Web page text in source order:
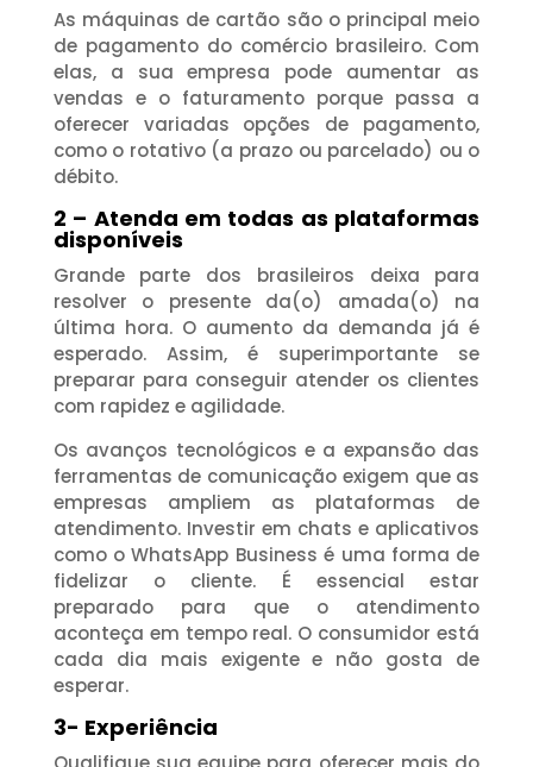
As máquinas de cartão são o principal meio
de pagamento do comércio brasileiro. Com
elas, a sua empresa pode aumentar as
vendas e o faturamento porque passa a
oferecer variadas opções de pagamento,
como o rotativo (a prazo ou parcelado) ou o
débito.
2 – Atenda em todas as plataformas
disponíveis
Grande parte dos brasileiros deixa para
resolver o presente da(o) amada(o) na
última hora. O aumento da demanda já é
esperado. Assim, é superimportante se
preparar para conseguir atender os clientes
com rapidez e agilidade.
Os avanços tecnológicos e a expansão das
ferramentas de comunicação exigem que as
empresas ampliem as plataformas de
atendimento. Investir em chats e aplicativos
como o WhatsApp Business é uma forma de
fidelizar o cliente. É essencial estar
preparado para que o atendimento
aconteça em tempo real. O consumidor está
cada dia mais exigente e não gosta de
esperar.
3- Experiência